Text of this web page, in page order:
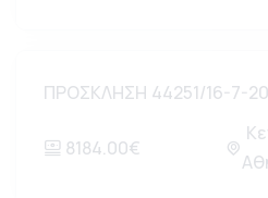
ΠΡΟΣΚΛΗΣΗ 44251/16-7-
8184.00€